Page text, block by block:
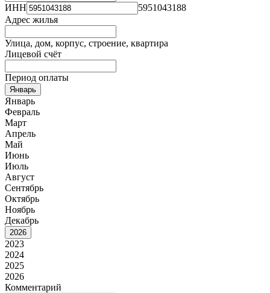
ИНН
5951043188
Адрес жилья
Улица, дом, корпус, строение, квартира
Лицевой счёт
Период оплаты
Январь
Январь
Февраль
Март
Апрель
Май
Июнь
Июль
Август
Сентябрь
Октябрь
Ноябрь
Декабрь
2026
2023
2024
2025
2026
Комментарий